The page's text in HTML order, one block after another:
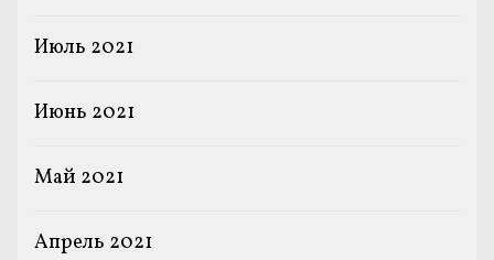
Июль 2021
Июнь 2021
Май 2021
Апрель 2021